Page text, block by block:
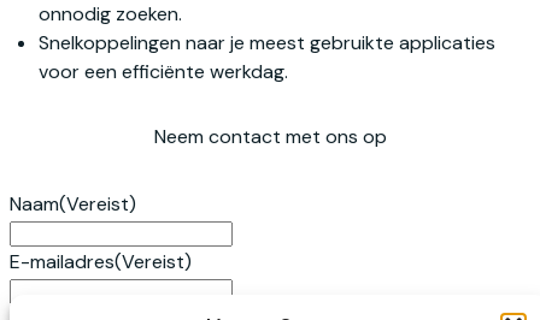
onnodig zoeken.
Snelkoppelingen naar je meest gebruikte applicaties
voor een efficiënte werkdag.
Neem contact met ons op
Naam(Vereist)
E-mailadres(Vereist)